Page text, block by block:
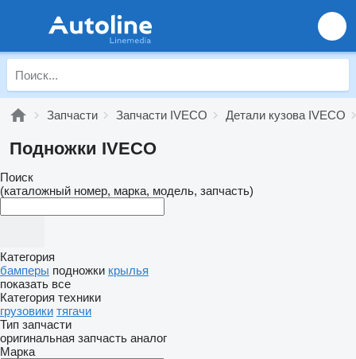
Запчасти Запчасти IVECO Детали кузова IVECO
Подножки IVECO
Поиск
(каталожный номер, марка, модель, запчасть)
Категория
бамперы подножки крылья
показать все
Категория техники
грузовики тягачи
Тип запчасти
оригинальная запчасть аналог
Марка